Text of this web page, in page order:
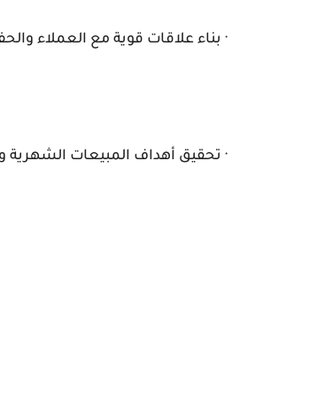
· بناء علاقات قوية مع العملاء
· تحقيق أهداف المبيعات الشهرية